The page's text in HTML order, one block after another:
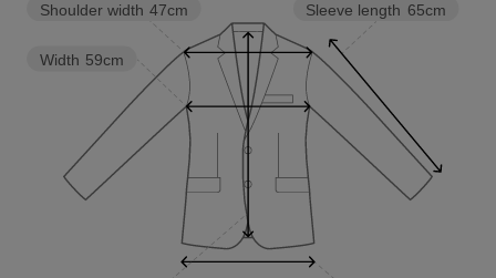
Sleeve length 65cm
Width 59cm
Shoulder width 47cm